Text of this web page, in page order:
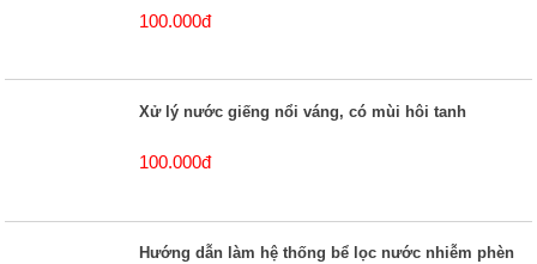
100.000đ
Xử lý nước giếng nổi váng, có mùi hôi tanh
100.000đ
Hướng dẫn làm hệ thống bể lọc nước nhiễm phèn